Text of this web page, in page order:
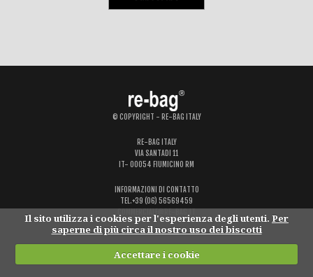
© COPYRIGHT - RE-BAG ITALY
RE-BAG ITALY
VIA SANTADI 11
IT- 00054 FIUMICINO RM
INFORMAZIONI DI CONTATTO
TEL.+39 (06) 56569459
Il sito utilizza i cookies per l'esperienza degli utenti. Per
saperne di più circa il nostro uso dei biscotti
Accettare i cookie